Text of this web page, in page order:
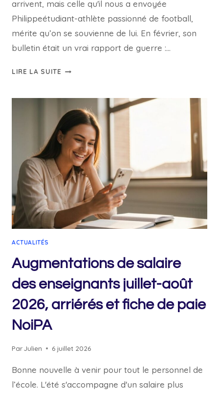
arrivent, mais celle qu'il nous a envoyée
Philippeétudiant-athlète passionné de football,
mérite qu’on se souvienne de lui. En février, son
bulletin était un vrai rapport de guerre :…
LIRE LA SUITE L’ÉTUDIANT-
DÉFICIENCES
PROMOTION
SANS
DETTE
ACTUALITÉS
Augmentations de salaire
des enseignants juillet-août
2026, arriérés et fiche de paie
NoiPA
ParJulien 6 juillet 2026
Bonne nouvelle à venir pour tout le personnel de
l’école. L'été s'accompagne d'un salaire plus